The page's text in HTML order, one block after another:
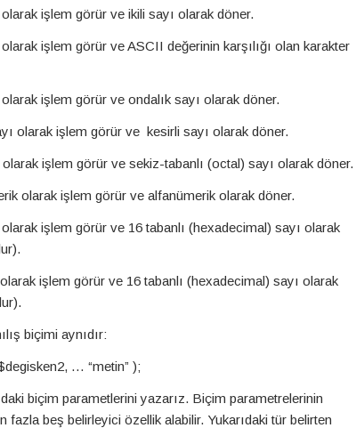
işlem görür ve ikili sayı olarak döner.
işlem görür ve ASCII değerinin karşılığı olan karakter
işlem görür ve ondalık sayı olarak döner.
işlem görür ve kesirli sayı olarak döner.
işlem görür ve sekiz-tabanlı (octal) sayı olarak döner.
işlem görür ve alfanümerik olarak döner.
işlem görür ve 16 tabanlı (hexadecimal) sayı olarak
işlem görür ve 16 tabanlı (hexadecimal) sayı olarak
biçimi aynıdır:
… “metin” );
biçim parametlerini yazarız. Biçim parametrelerinin
fazla beş belirleyici özellik alabilir. Yukarıdaki tür belirten